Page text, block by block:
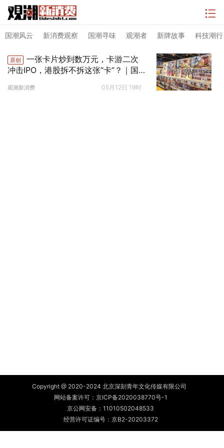
国潮风云 新消费观察 国潮寻味 观潮者 新牌故事 科技潮行
原创
一张卡片炒到数万元，卡游二次
冲击IPO，港股拆不拆这张“卡”？｜国
观潮新消费 05月12日 19时
Copyright @ 2020-2024 北京深刻青年文化传媒有限公司
网站备案许可： 京ICP备2020038770号-1
京公网安备： 11010502048533
经营许可证编号：京B2-20203372